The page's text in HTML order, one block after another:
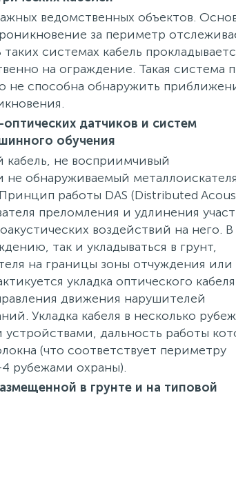
ведомственных объектов.
за периметр
системах кабель
на ограждение. Такая система
не способна обнаружить
датчиков и систем
обучения
не восприимчивый
обнаруживаемый
работы DAS (Distributed
преломления и удлинения
воздействий на него.
так и укладываться в грунт,
на границы зоны отчуждения или
укладка оптического кабеля
движения нарушителей
Укладка кабеля в несколько
дальность работы
(что соответствует периметру
рубежами охраны).
в грунте и на типовой